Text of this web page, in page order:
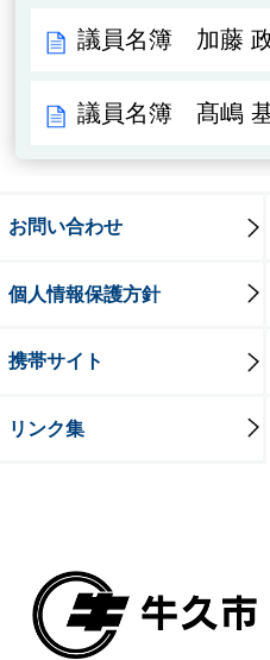
議員名簿 加藤
議員名簿 髙嶋
お問い合わせ
個人情報保護方針
携帯サイト
リンク集